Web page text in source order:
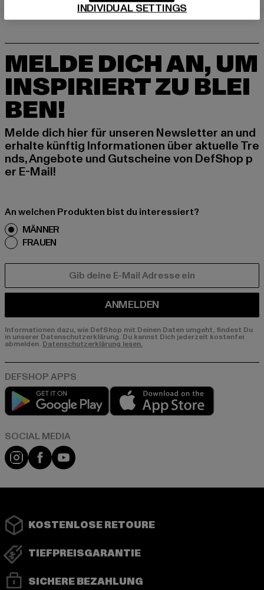
MELDE DICH AN, UM
INSPIRIERT ZU BLEI
BEN!
Melde dich hier für unseren Newsletter an und
erhalte künftig Informationen über aktuelle Tre
nds, Angebote und Gutscheine von DefShop p
er E-Mail!
An welchen Produkten bist du interessiert?
MÄNNER
FRAUEN
ANMELDEN
Informationen dazu, wie DefShop mit Deinen Daten umgeht, findest Du
in unserer Datenschutzerklärung. Du kannst Dich jederzeit kostenfei
abmelden. Datenschutzerklärung lesen.
Play market
Instagram
FacebookYouTube
KOSTENLOSE RETOURE
TIEFPREISGARANTIE
SICHERE BEZAHLUNG
INDIVIDUAL SETTINGS